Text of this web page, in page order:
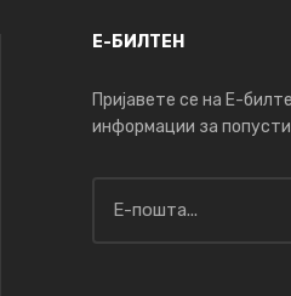
Е-БИЛТЕН
Пријавете се на Е-
информации за